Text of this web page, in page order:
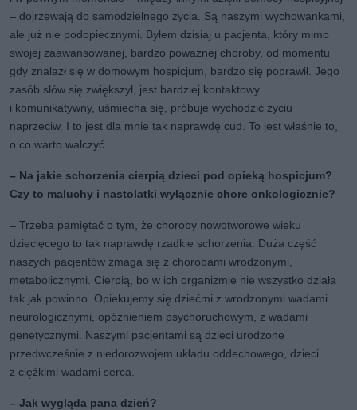
– dojrzewają do samodzielnego życia. Są naszymi wychowankami,
ale już nie podopiecznymi. Byłem dzisiaj u pacjenta, który mimo
swojej zaawansowanej, bardzo poważnej choroby, od momentu
gdy znalazł się w domowym hospicjum, bardzo się poprawił. Jego
zasób słów się zwiększył, jest bardziej kontaktowy
i komunikatywny, uśmiecha się, próbuje wychodzić życiu
naprzeciw. I to jest dla mnie tak naprawdę cud. To jest właśnie to,
o co warto walczyć.
– Na jakie schorzenia cierpią dzieci pod opieką hospicjum?
Czy to maluchy i nastolatki wyłącznie chore onkologicznie?
– Trzeba pamiętać o tym, że choroby nowotworowe wieku
dziecięcego to tak naprawdę rzadkie schorzenia. Duża część
naszych pacjentów zmaga się z chorobami wrodzonymi,
metabolicznymi. Cierpią, bo w ich organizmie nie wszystko działa
tak jak powinno. Opiekujemy się dziećmi z wrodzonymi wadami
neurologicznymi, opóźnieniem psychoruchowym, z wadami
genetycznymi. Naszymi pacjentami są dzieci urodzone
przedwcześnie z niedorozwojem układu oddechowego, dzieci
z ciężkimi wadami serca.
– Jak wygląda pana dzień?